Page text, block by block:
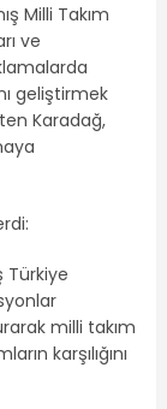
Milli Takım
ve
geliştirmek
Karadağ,
Türkiye
milli takım
karşılığını